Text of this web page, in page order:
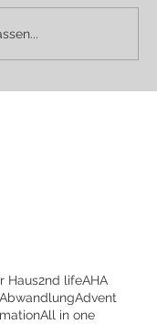
Haus2nd lifeAHA
AbwandlungAdvent
All in one